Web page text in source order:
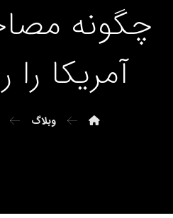
چگونه
آمریکا را
وبلاگ